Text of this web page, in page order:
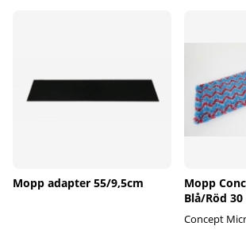
Mopp adapter 55/9,5cm
Mopp
Blå/Röd
Concept